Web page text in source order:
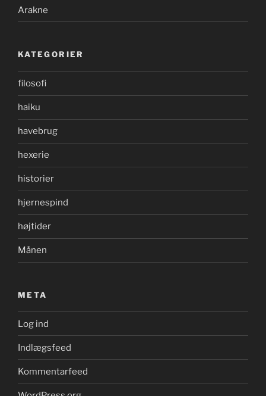
Arakne
KATEGORIER
filosofi
haiku
havebrug
hexerie
historier
hjernespind
højtider
Månen
META
Log ind
Indlægsfeed
Kommentarfeed